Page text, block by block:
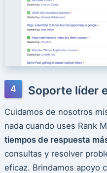
Soporte líder
Cuidamos de nosotros
nada cuando uses Rank
tiempos de respuesta
consultas y resolver
eficaz. Brindamos apoyo